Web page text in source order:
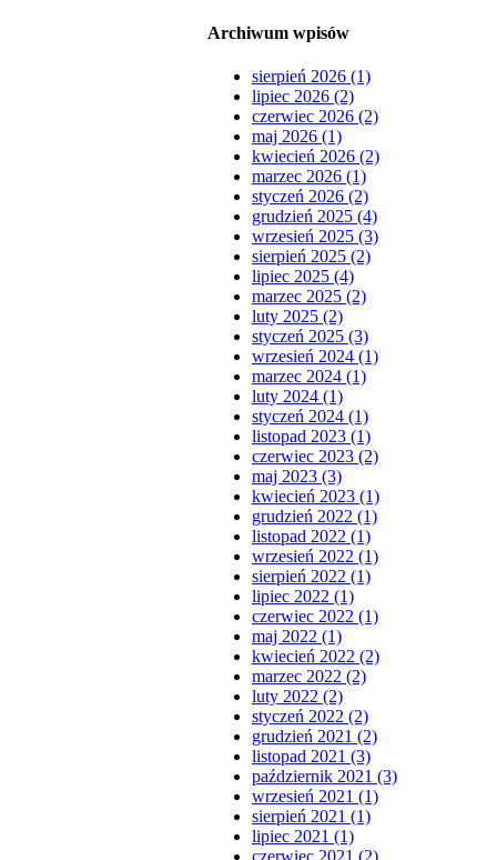
Archiwum wpisów
sierpień 2026 (1)
lipiec 2026 (2)
czerwiec 2026 (2)
maj 2026 (1)
kwiecień 2026 (2)
marzec 2026 (1)
styczeń 2026 (2)
grudzień 2025 (4)
wrzesień 2025 (3)
sierpień 2025 (2)
lipiec 2025 (4)
marzec 2025 (2)
luty 2025 (2)
styczeń 2025 (3)
wrzesień 2024 (1)
marzec 2024 (1)
luty 2024 (1)
styczeń 2024 (1)
listopad 2023 (1)
czerwiec 2023 (2)
maj 2023 (3)
kwiecień 2023 (1)
grudzień 2022 (1)
listopad 2022 (1)
wrzesień 2022 (1)
sierpień 2022 (1)
lipiec 2022 (1)
czerwiec 2022 (1)
maj 2022 (1)
kwiecień 2022 (2)
marzec 2022 (2)
luty 2022 (2)
styczeń 2022 (2)
grudzień 2021 (2)
listopad 2021 (3)
październik 2021 (3)
wrzesień 2021 (1)
sierpień 2021 (1)
lipiec 2021 (1)
czerwiec 2021 (2)